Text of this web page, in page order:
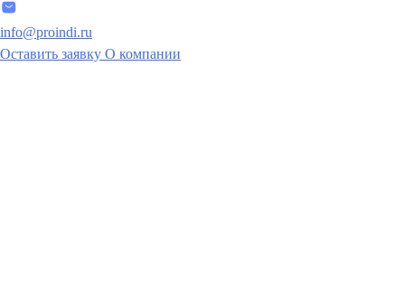
info@proindi.ru
Оставить заявку О компании